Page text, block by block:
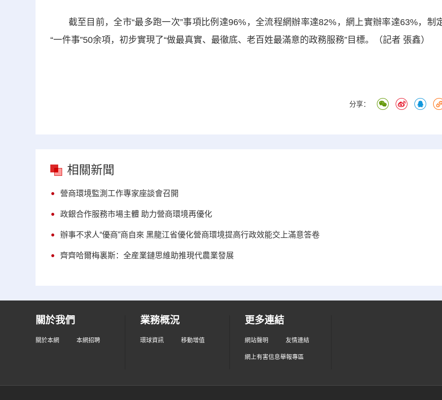
截至目前，全市“最多跑一次”事項比例達96%，全流程網辦率達82%，網上實辦率達63%，制
“一件事”50余項，初步實現了“做最真實、最徹底、老百姓最滿意的政務服務”目標。（記者 張鑫）
分享：
相關新聞
營商環境監測工作專家座談會召開
政銀合作服務市場主體 助力營商環境再優化
辦事不求人“優商”商自來 黑龍江省優化營商環境提高行政效能交上滿意答卷
齊齊哈爾梅裏斯：全産業鏈思維助推現代農業發展
關於我們
關於本網 本網招聘
業務概況
環球資訊 移動增值
更多連結
網站聲明 友情連結
網上有害信息舉報專區